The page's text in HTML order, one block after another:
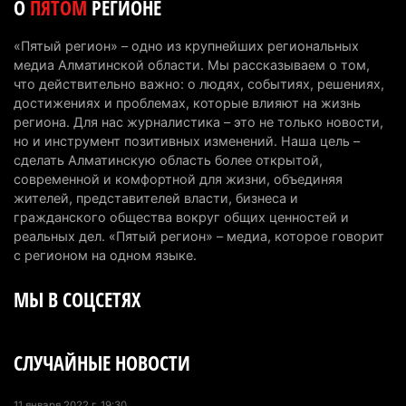
Проезд по БАКАД резко подорожал: в
тарифы
6 августа 2026 г. 14:36 227
Сильнейшие дзюдоисты мира приехали на
сборы в Алматинскую область
6 августа 2026 г. 12:12
Первый раз с ИИ в первый класс: казахстанских
первоклассников начнут учить искусственному
интеллекту
Казахстанцы назвали доход, при котором не
6 августа 2026 г. 09:52
Пожар в Аксайском ущелье под Алматы
ОПЯТОМ РЕГИОНЕ
«Пятый регион» – одно из крупнейших региональных
медиа Алматинской области. Мы рассказываем о том,
что действительно важно: о людях, событиях, решениях,
достижениях и проблемах, которые влияют на жизнь
региона. Для нас журналистика – это не только новости,
но и инструмент позитивных изменений. Наша цель –
сделать Алматинскую область более открытой,
современной и комфортной для жизни, объединяя
жителей, представителей власти, бизнеса и
гражданского общества вокруг общих ценностей и
реальных дел. «Пятый регион» – медиа, которое говорит
с регионом на одном языке.
МЫ В СОЦСЕТЯХ
СЛУЧАЙНЫЕ НОВОСТИ